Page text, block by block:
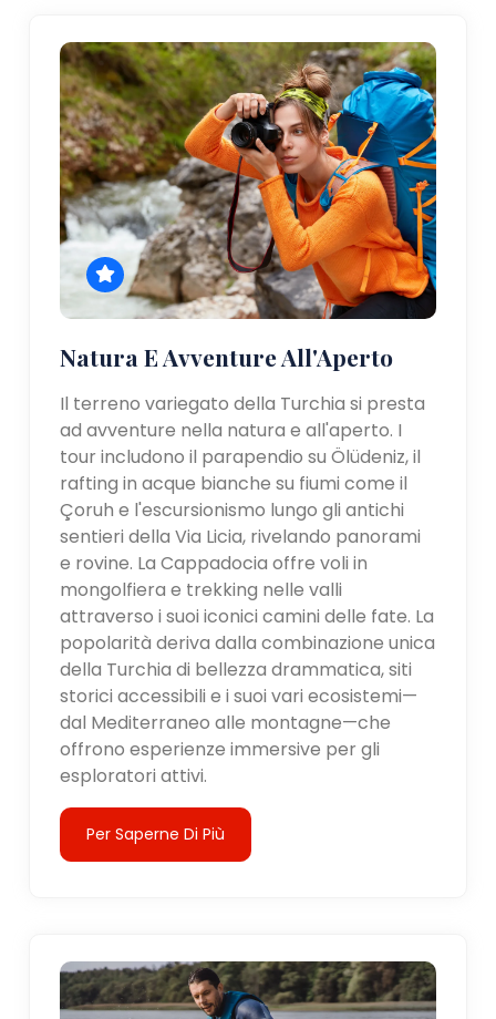
Natura E Avventure All'Aperto
Il terreno variegato della Turchia si presta
ad avventure nella natura e all'aperto. I
tour includono il parapendio su Ölüdeniz, il
rafting in acque bianche su fiumi come il
Çoruh e l'escursionismo lungo gli antichi
sentieri della Via Licia, rivelando panorami
e rovine. La Cappadocia offre voli in
mongolfiera e trekking nelle valli
attraverso i suoi iconici camini delle fate. La
popolarità deriva dalla combinazione unica
della Turchia di bellezza drammatica, siti
storici accessibili e i suoi vari ecosistemi—
dal Mediterraneo alle montagne—che
offrono esperienze immersive per gli
esploratori attivi.
Per Saperne Di Più